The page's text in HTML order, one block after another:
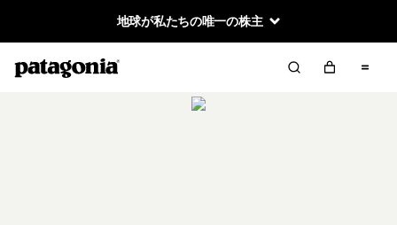
地球が私たちの唯一の株主